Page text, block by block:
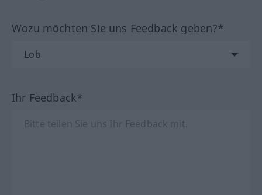
Wozu möchten Sie uns Feedback geben?*
Ihr Feedback*